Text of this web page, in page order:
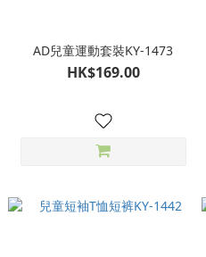
AD兒童運動套裝KY-1473
HK$169.00